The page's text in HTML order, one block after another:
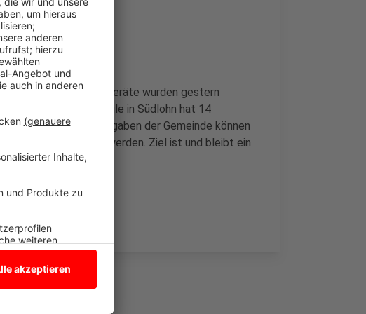
gibt es keine. Die Geräte wurden gestern
von-Galen-Grundschule in Südlohn hat 14
fünf. Nach Angaben der Gemeinde können
verlängert werden. Ziel ist und bleibt ein